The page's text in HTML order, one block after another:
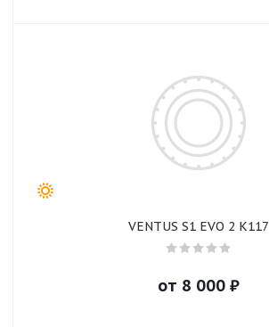
VENTUS S1 EVO 2 K117
от 8 000 ₽